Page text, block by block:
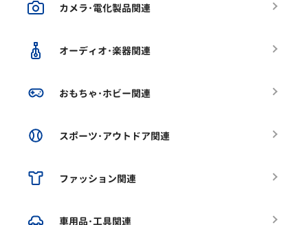
カメラ･電化製品関連
オーディオ･楽器関連
おもちゃ･ホビー関連
スポーツ･アウトドア関連
ファッション関連
車用品･工具関連